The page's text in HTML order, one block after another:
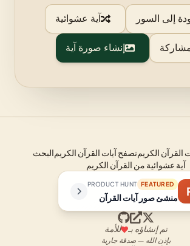
إلى السور آية عشوائية
إنشاء صورة آية
الكريمتصفح آيات القرآن الكريمالبحث
آية عشوائية من القرآن الكريم
FEATURED
PRODUCT HUNT
منشئ صور آيات القرآن
تم إنشاؤه بـ للأمة
بإذن الله — صدقة جارية